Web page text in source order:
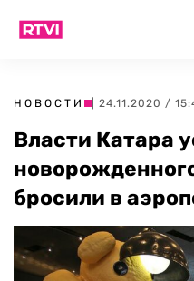
НОВОСТИ | 24.11.2020 /
Власти Катара
бросили в